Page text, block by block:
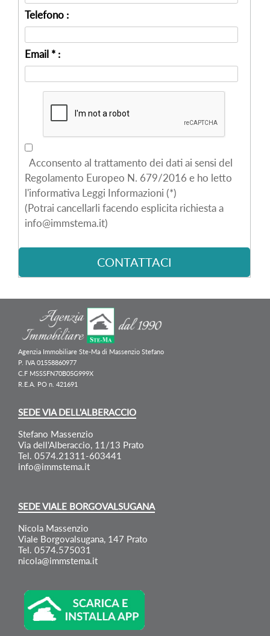
Telefono :
Email * :
Acconsento al trattamento dei dati ai sensi del
Regolamento Europeo N. 679/2016 e ho letto
l'informativa Leggi Informazioni (*)
(Potrai cancellarli facendo esplicita richiesta a
info@immstema.it)
Agenzia Immobiliare Ste-Ma di Massenzio Stefano
P. IVA 01558860977
C.F MSSSFN70B05G999X
R.E.A. PO n. 421691
SEDE VIA DELL'ALBERACCIO
Stefano Massenzio
Via dell'Alberaccio, 11/13 Prato
Tel. 0574.21311-603441
info@immstema.it
SEDE VIALE BORGOVALSUGANA
Nicola Massenzio
Viale Borgovalsugana, 147 Prato
Tel. 0574.575031
nicola@immstema.it